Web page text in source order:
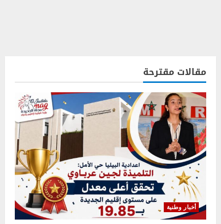
مقالات مقترحة
أخبار وطنية